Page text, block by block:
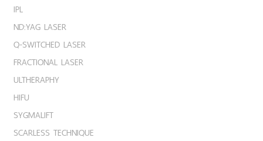
IPL
ND:YAG LASER
Q-SWITCHED LASER
FRACTIONAL LASER
ULTHERAPHY
HIFU
SYGMALIFT
SCARLESS TECHNIQUE